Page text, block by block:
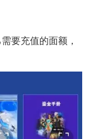
要充值的面额，